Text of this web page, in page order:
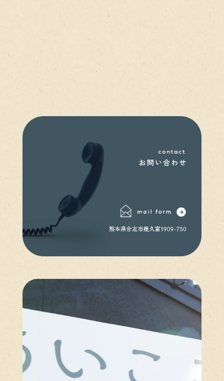
ありがとうございます。当院では、初めての方に安心し
てお越しください。ご不明な点がありましたら、どうぞ